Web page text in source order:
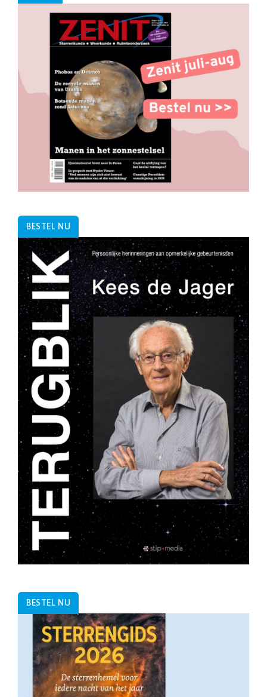
BESTEL NU
BESTEL NU